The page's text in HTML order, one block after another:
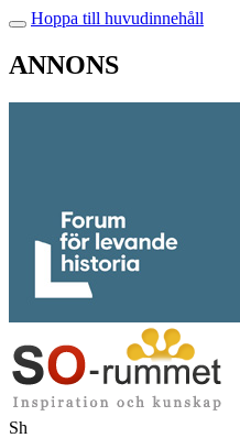
Hoppa till huvudinnehåll
ANNONS
Sh